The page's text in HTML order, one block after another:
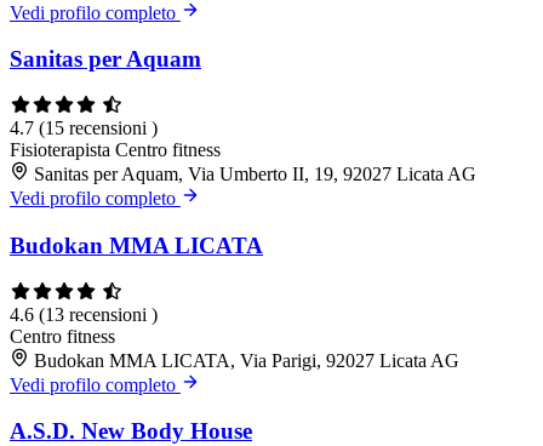
Vedi profilo completo
Sanitas per Aquam
4.7 (15 recensioni )
Fisioterapista Centro fitness
Sanitas per Aquam, Via Umberto II, 19, 92027 Licata AG
Vedi profilo completo
Budokan MMA LICATA
4.6 (13 recensioni )
Centro fitness
Budokan MMA LICATA, Via Parigi, 92027 Licata AG
Vedi profilo completo
A.S.D. New Body House